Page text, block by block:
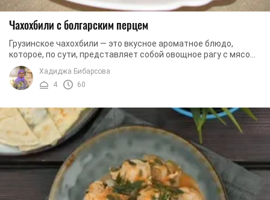
Чахохбили с болгарским перцем
Грузинское чахохбили — это вкусное ароматное блюдо,
которое, по сути, представляет собой овощное рагу с мясом.
Готовят это блюдо все по-разному: с ...
Хадиджа Бибарсова
4
60